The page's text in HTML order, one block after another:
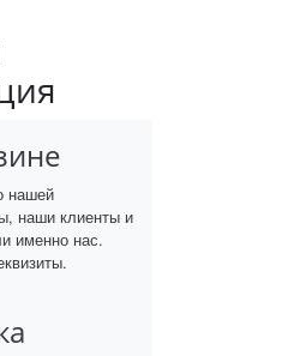
нашей
наши клиенты и
именно нас.